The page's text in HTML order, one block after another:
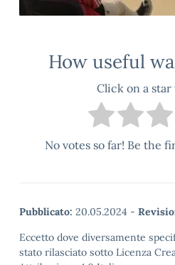
How useful
Click on a
No votes so far! Be the
Pubblicato: 20.05.2024 -
Eccetto dove diversamente
stato rilasciato sotto Licenza